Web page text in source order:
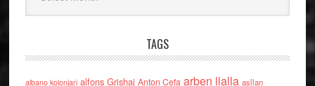
TAGS
albano kolonjari alfons Grishaj Anton Cefa arben llalla asllan